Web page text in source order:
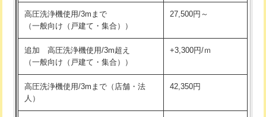
交換・取付(排水栓・排水トラップ
（P/S/ポップアップ））
22,000円+材料費
交換・取付（その他部品） 11,000円+材料費
持込商品取付（単水栓） 13,200円
持込商品取付（混合水栓）
高圧洗浄機使用/3mまで
（一般向け（戸建て・集合））
27,500円～
追加 高圧洗浄機使用/3m超え
（一般向け（戸建て・集合））
+3,300円/ｍ
高圧洗浄機使用/3mまで（店舗・法
人）
42,350円